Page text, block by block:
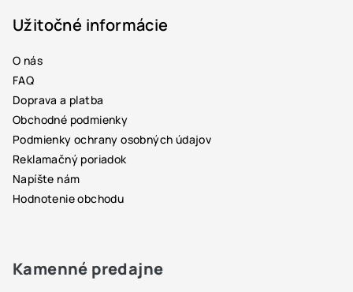
Užitočné informácie
O nás
FAQ
Doprava a platba
Obchodné podmienky
Podmienky ochrany osobných údajov
Reklamačný poriadok
Napíšte nám
Hodnotenie obchodu
Kamenné predajne